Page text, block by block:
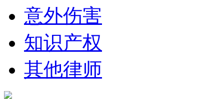
意外伤害
知识产权
其他律师